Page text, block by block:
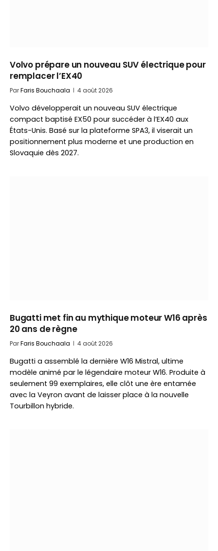
Volvo prépare un nouveau SUV électrique pour
remplacer l’EX40
ParFaris Bouchaala 4 août 2026
Volvo développerait un nouveau SUV électrique
compact baptisé EX50 pour succéder à l’EX40 aux
États-Unis. Basé sur la plateforme SPA3, il viserait un
positionnement plus moderne et une production en
Slovaquie dès 2027.
Bugatti met fin au mythique moteur W16 après
20 ans de règne
ParFaris Bouchaala 4 août 2026
Bugatti a assemblé la dernière W16 Mistral, ultime
modèle animé par le légendaire moteur W16. Produite à
seulement 99 exemplaires, elle clôt une ère entamée
avec la Veyron avant de laisser place à la nouvelle
Tourbillon hybride.